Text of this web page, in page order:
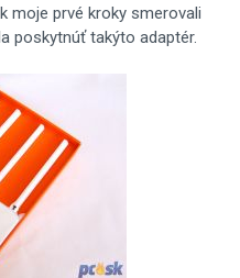
moje prvé kroky smerovali
poskytnúť takýto adaptér.